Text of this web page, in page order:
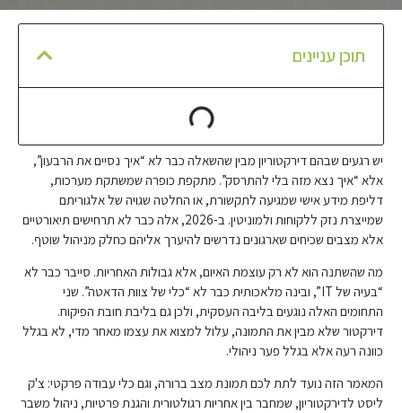
תוכן עניינים
יש רגעים שבהם דירקטוריון מבין שהשאלה כבר לא “איך נסיים את הרבעון”,
אלא “איך נצא מזה בלי להתרסק”. מתקפת כופרה שמשתקת מערכות,
דליפת מידע אישי שמגיעה לתקשורת, או החלטה שגויה של אלגוריתם
שמייצרת נזק ללקוחות ולמוניטין. ב-2026, אלה כבר לא תרחישים תיאורטיים
אלא מצבים שכיחים שארגונים נדרשים להיערך אליהם כחלק מניהול שוטף.
מה שהשתנה הוא לא רק עוצמת האיום, אלא גבולות האחריות. סייבר כבר לא
“בעיה של IT”, ובינה מלאכותית כבר לא “כלי של צוות הדאטה”. שני
התחומים האלה נוגעים בליבה העסקית, ולכן גם בליבת חובת הפיקוח.
דירקטור שלא מבין את התמונה, עלול למצוא את עצמו מאחר מדי, לא בגלל
כוונה רעה אלא בגלל פער ניהולי.
המאמר הזה נועד לתת לכם תמונת מצב ברורה, וגם כלי עבודה פרקטי: צ'ק
ליסט לדירקטוריון, שמחבר בין אחריות רגולטורית והגנת פרטיות, ניהול משבר